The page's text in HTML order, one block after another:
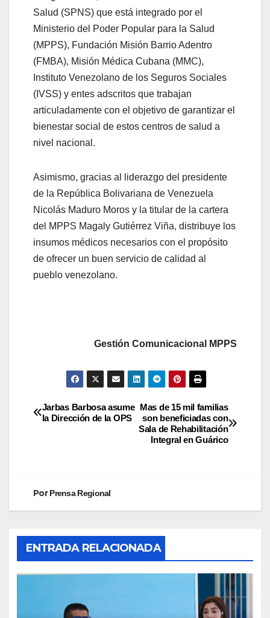
Salud (SPNS) que está integrado por el
Ministerio del Poder Popular para la Salud
(MPPS), Fundación Misión Barrio Adentro
(FMBA), Misión Médica Cubana (MMC),
Instituto Venezolano de los Seguros Sociales
(IVSS) y entes adscritos que trabajan
articuladamente con el objetivo de garantizar el
bienestar social de estos centros de salud a
nivel nacional.
Asimismo, gracias al liderazgo del presidente
de la República Bolivariana de Venezuela
Nicolás Maduro Moros y la titular de la cartera
del MPPS Magaly Gutiérrez Viña, distribuye los
insumos médicos necesarios con el propósito
de ofrecer un buen servicio de calidad al
pueblo venezolano.
Gestión Comunicacional MPPS
Mas de 15 mil familias
son beneficiadas con
Sala de Rehabilitación
Integral en Guárico
Jarbas Barbosa asume
la Dirección de la OPS
PorPrensa Regional
ENTRADA RELACIONADA